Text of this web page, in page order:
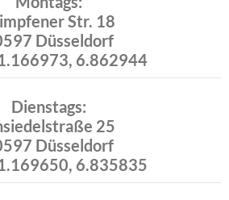
Str. 18
Düsseldorf
6.862944
Dienstags:
25
Düsseldorf
6.835835